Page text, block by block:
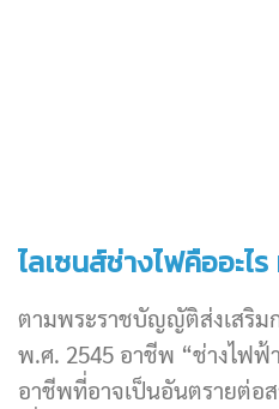
ไลเซนส์ช่างไฟคืออะไ
ตามพระราชบัญญัติส่งเสริม
พ.ศ. 2545 อาชีพ “ช่างไฟฟ้
อาชีพที่อาจเป็นอันตรายต่อ